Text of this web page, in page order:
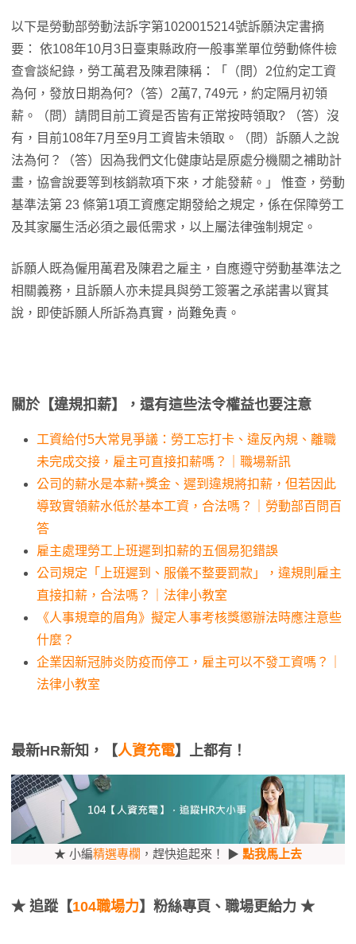
以下是勞動部勞動法訴字第1020015214號訴願決定書摘
要： 依108年10月3日臺東縣政府一般事業單位勞動條件檢
查會談紀錄，勞工萬君及陳君陳稱：「（問）2位約定工資
為何，發放日期為何?（答）2萬7, 749元，約定隔月初領
薪。（問）請問目前工資是否皆有正常按時領取? （答）沒
有，目前108年7月至9月工資皆未領取。（問）訴願人之說
法為何？（答）因為我們文化健康站是原處分機關之補助計
畫，協會說要等到核銷款項下來，才能發薪。」 惟查，勞動
基準法第 23 條第1項工資應定期發給之規定，係在保障勞工
及其家屬生活必須之最低需求，以上屬法律強制規定。
訴願人既為僱用萬君及陳君之雇主，自應遵守勞動基準法之
相關義務，且訴願人亦未提具與勞工簽署之承諾書以實其
說，即使訴願人所訴為真實，尚難免責。
關於【違規扣薪】，還有這些法令權益也要注意
工資給付5大常見爭議：勞工忘打卡、違反內規、離職
未完成交接，雇主可直接扣薪嗎？｜職場新訊
公司的薪水是本薪+獎金、遲到違規將扣薪，但若因此
導致實領薪水低於基本工資，合法嗎？｜勞動部百問百
答
雇主處理勞工上班遲到扣薪的五個易犯錯誤
公司規定「上班遲到、服儀不整要罰款」，違規則雇主
直接扣薪，合法嗎？｜法律小教室
《人事規章的眉角》擬定人事考核獎懲辦法時應注意些
什麼？
企業因新冠肺炎防疫而停工，雇主可以不發工資嗎？｜
法律小教室
最新HR新知，【人資充電】上都有！
★ 小編精選專欄 ，趕快追起來！ ▶ 點我馬上去
★ 追蹤【104職場力】粉絲專頁、職場更給力 ★